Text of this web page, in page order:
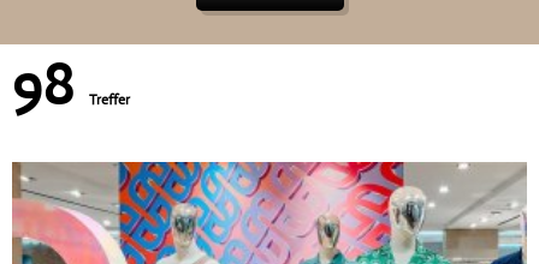
98 Treffer